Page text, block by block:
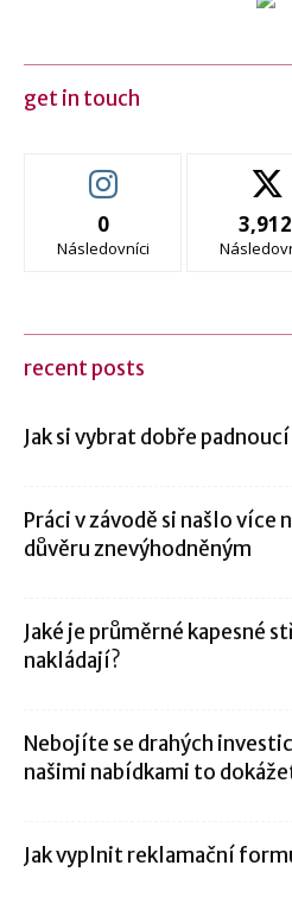
get in touch
0
Následovníci
3,912
recent posts
Jak si vybrat dobře
Práci v závodě si našlo více
důvěru znevýhodněným
Jaké je průměrné kapesné
nakládají?
Nebojíte se drahých
našimi nabídkami to
Jak vyplnit reklamační